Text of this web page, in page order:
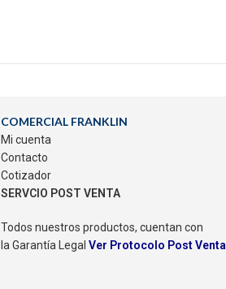
COMERCIAL FRANKLIN
Mi cuenta
Contacto
Cotizador
SERVCIO POST VENTA
Todos nuestros productos, cuentan con
la Garantía Legal Ver Protocolo Post Venta